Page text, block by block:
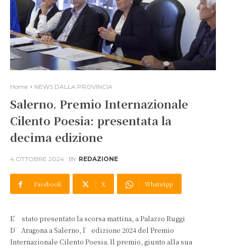
Home NEWS DALLA PROVINCIA
Salerno. Premio Internazionale
Cilento Poesia: presentata la
decima edizione
4 OTTOBRE 2024 BY REDAZIONE
Facebook X WhatsApp
E’ stato presentato la scorsa mattina, a Palazzo Ruggi
D’Aragona a Salerno, l’edizione 2024 del Premio
Internazionale Cilento Poesia. Il premio, giunto alla sua